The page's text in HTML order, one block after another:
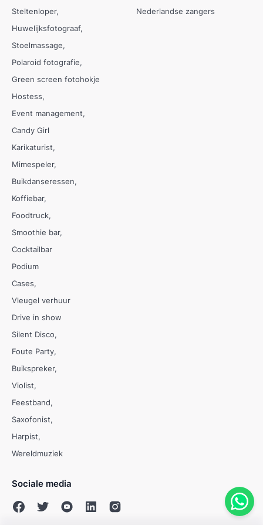
Steltenloper
Huwelijksfotograaf
Stoelmassage
Polaroid fotografie
Green screen fotohokje
Hostess
Event management
Candy Girl
Karikaturist
Mimespeler
Buikdanseressen
Koffiebar
Foodtruck
Smoothie bar
Cocktailbar
Podium
Cases
Vleugel verhuur
Drive in show
Silent Disco
Foute Party
Buikspreker
Violist
Feestband
Saxofonist
Harpist
Wereldmuziek
Nederlandse zangers
Sociale media